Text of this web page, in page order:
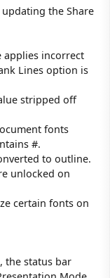
the Share
applies incorrect
Lines option is
stripped off
fonts
#.
to outline.
unlocked on
certain fonts on
the status bar